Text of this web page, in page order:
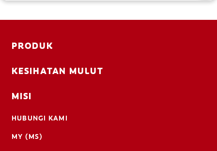
PRODUK
KESIHATAN MULUT
MISI
HUBUNGI KAMI
MY (MS)